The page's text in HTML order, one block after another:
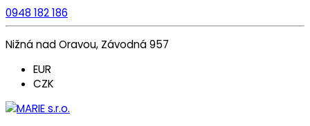
0948 182 186
Nižná nad Oravou, Závodná 957
EUR
CZK